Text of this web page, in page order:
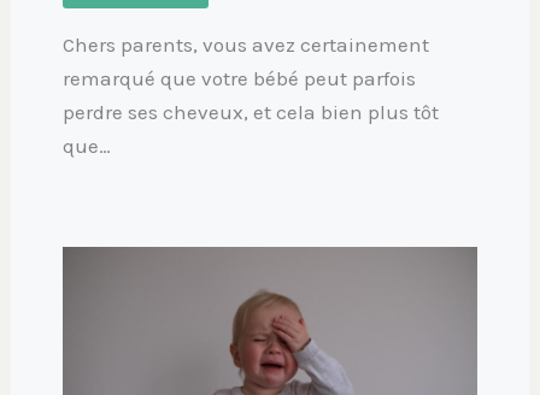
Chers parents, vous avez certainement
remarqué que votre bébé peut parfois
perdre ses cheveux, et cela bien plus tôt
que…